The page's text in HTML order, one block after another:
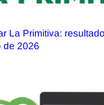
La Primitiva:
de 2026